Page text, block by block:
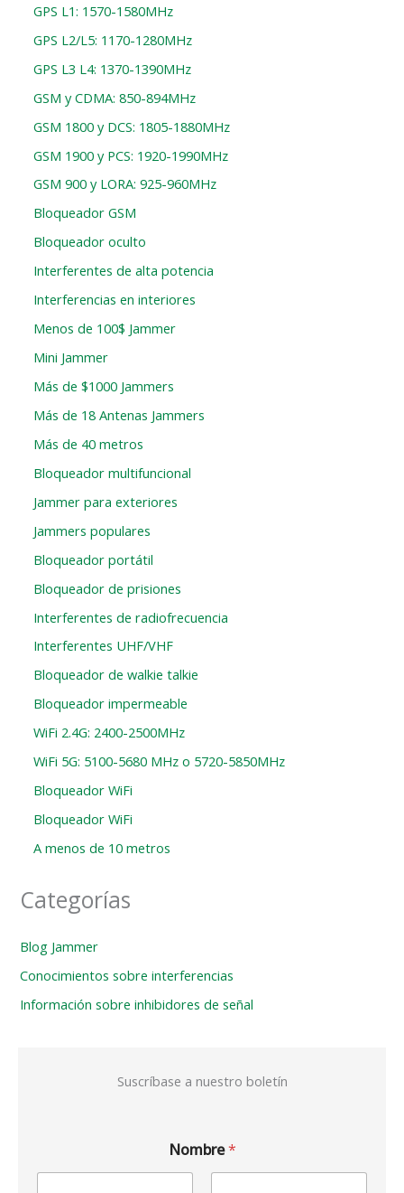
GPS L1: 1570-1580MHz
GPS L2/L5: 1170-1280MHz
GPS L3 L4: 1370-1390MHz
GSM y CDMA: 850-894MHz
GSM 1800 y DCS: 1805-1880MHz
GSM 1900 y PCS: 1920-1990MHz
GSM 900 y LORA: 925-960MHz
Bloqueador GSM
Bloqueador oculto
Interferentes de alta potencia
Interferencias en interiores
Menos de 100$ Jammer
Mini Jammer
Más de $1000 Jammers
Más de 18 Antenas Jammers
Más de 40 metros
Bloqueador multifuncional
Jammer para exteriores
Jammers populares
Bloqueador portátil
Bloqueador de prisiones
Interferentes de radiofrecuencia
Interferentes UHF/VHF
Bloqueador de walkie talkie
Bloqueador impermeable
WiFi 2.4G: 2400-2500MHz
WiFi 5G: 5100-5680 MHz o 5720-5850MHz
Bloqueador WiFi
Bloqueador WiFi
A menos de 10 metros
Categorías
Blog Jammer
Conocimientos sobre interferencias
Información sobre inhibidores de señal
Suscríbase a nuestro boletín
Nombre*